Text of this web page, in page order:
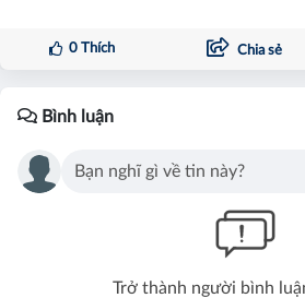
0Thích Chia sẻ
Bình luận
Trở thành người bình